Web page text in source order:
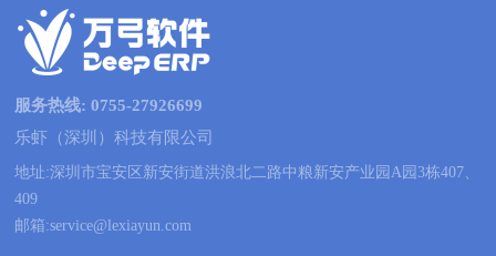
服务热线: 0755-27926699
乐虾（深圳）科技有限公司
地址:深圳市宝安区新安街道洪浪北二路中粮新安产业园A园3栋407、
409
邮箱:service@lexiayun.com